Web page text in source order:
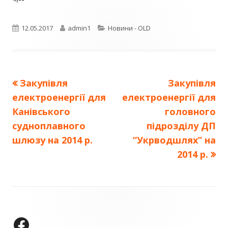
Опубліковано
12.05.2017 Автор
admin1 Категорії
Новини - OLD
Навігація
записів
Попередня
стаття:
Закупівля
електроенергії для
Канівського
судноплавного
шлюзу на 2014 р.
Наступна
стаття:
Закупівля
електроенергії для
головного
підрозділу ДП
“Укрводшлях” на
2014 р.
колонтитулу